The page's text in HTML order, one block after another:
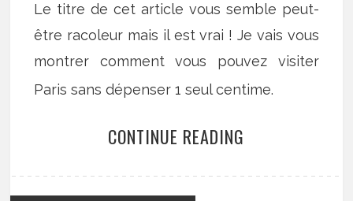
Le titre de cet article vous semble peut-
être racoleur mais il est vrai ! Je vais vous
montrer comment vous pouvez visiter
Paris sans dépenser 1 seul centime.
CONTINUE READING